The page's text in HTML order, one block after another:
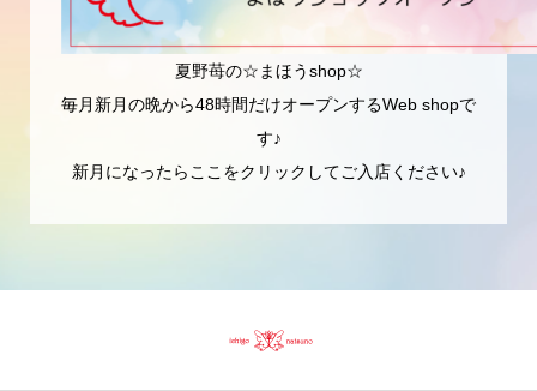
夏野苺の☆まほうshop☆
毎月新月の晩から48時間だけオープンするWeb shopで
す♪
新月になったらここをクリックしてご入店ください♪